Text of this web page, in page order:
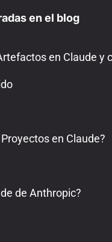
en el blog
en Claude y
en Claude?
de Anthropic?